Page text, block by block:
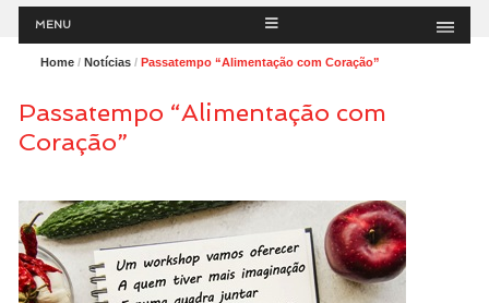
Menu
MENU
Home/ Notícias/ Passatempo “Alimentação com Coração”
Passatempo “Alimentação com
Coração”